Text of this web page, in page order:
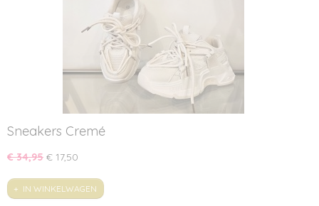
Sneakers Cremé
€ 34,95 € 17,50
IN WINKELWAGEN